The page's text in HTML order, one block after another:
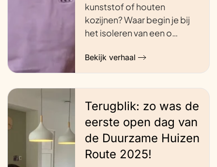
kunststof of houten
kozijnen? Waar begin je bij
het isoleren van een o…
Bekijk verhaal
Terugblik: zo was de
eerste open dag van
de Duurzame Huizen
Route 2025!